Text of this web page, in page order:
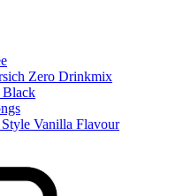
Zero Drinkmix
Black
Style Vanilla Flavour